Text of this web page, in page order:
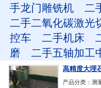
手龙门雕铣机
二
二手二氧化碳激光
控车
二手机床
磨
二手五轴加工
高精度大理
产品分类：测